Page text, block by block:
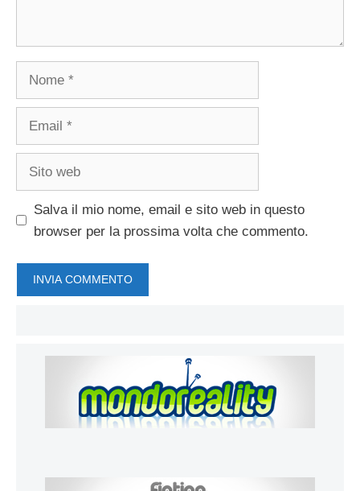
Salva il mio nome, email e sito web in questo
browser per la prossima volta che commento.